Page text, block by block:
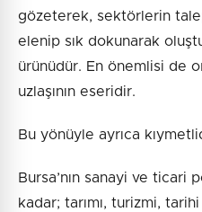
gözeterek, sektörlerin
elenip sık dokunarak
ürünüdür. En önemlisi de
uzlaşının eseridir.
Bu yönüyle ayrıca
Bursa’nın sanayi ve ticari
kadar; tarımı, turizmi,